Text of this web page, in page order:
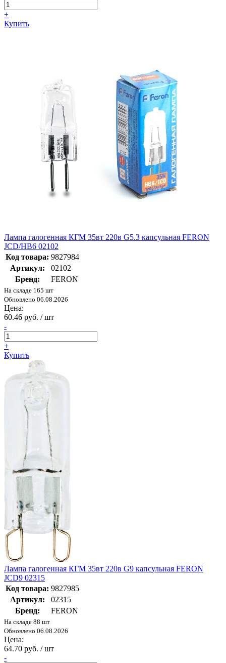
+
Купить
Лампа галогенная КГМ 35вт 220в G5.3 капсульная FERON
JCD/HB6 02102
Код товара: 9827984
Артикул:
02102
Бренд:
FERON
На складе 165 шт
Обновлено 06.08.2026
Цена:
60.46 руб. / шт
-
+
Купить
Лампа галогенная КГМ 35вт 220в G9 капсульная FERON
JCD9 02315
Код товара: 9827985
Артикул:
02315
Бренд:
FERON
На складе 88 шт
Обновлено 06.08.2026
Цена:
64.70 руб. / шт
-